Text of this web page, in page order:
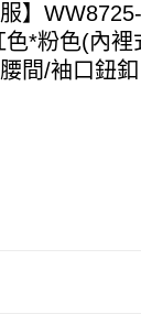
服】
*粉色(內
間/袖口鈕